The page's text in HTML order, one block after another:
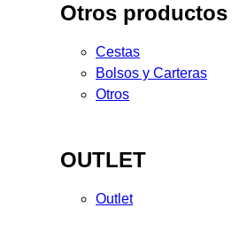
Otros productos
Cestas
Bolsos y Carteras
Otros
OUTLET
Outlet